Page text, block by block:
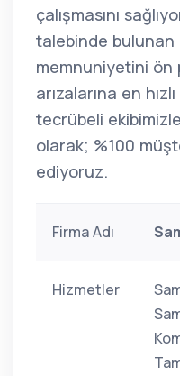
çalışmasını
talebinde
memnuniyetini ön
arızalarına en
tecrübeli ekibimizle
olarak; %100
ediyoruz.
Firma Adı
Hizmetler